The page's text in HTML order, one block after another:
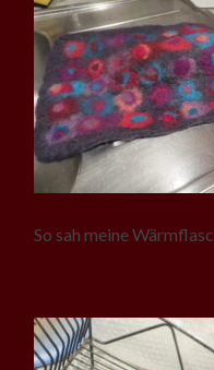
So sah meine